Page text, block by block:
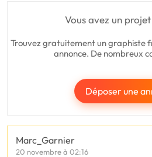
Vous avez un
Trouvez gratuitement un graphiste
annonce. De nombreux
Déposer une
Marc_Garnier
20 novembre à 02:16